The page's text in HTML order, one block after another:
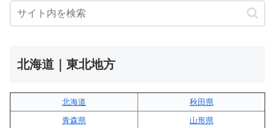
北海道｜東北地方
北海道
秋田県
青森県
山形県